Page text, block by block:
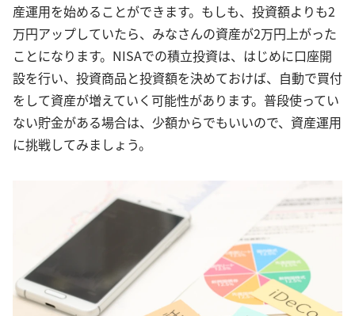
産運用を始めることができます。もしも、投資額よりも2
万円アップしていたら、みなさんの資産が2万円上がった
ことになります。NISAでの積立投資は、はじめに口座開
設を行い、投資商品と投資額を決めておけば、自動で買付
をして資産が増えていく可能性があります。普段使ってい
ない貯金がある場合は、少額からでもいいので、資産運用
に挑戦してみましょう。